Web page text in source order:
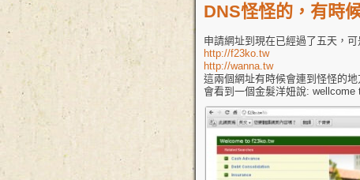
DNS怪怪的，有時
申請網址到現在已經過了五天，
http://f23ko.tw
http://wanna.tw
這兩個網址有時候會連到怪怪的地
會看到一個金髮洋妞說: